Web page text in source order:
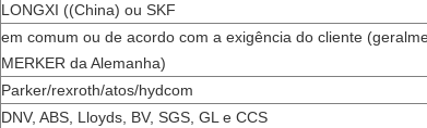
LONGXI ((China) ou SKF
em comum ou de acordo com a exigência do cliente
MERKER da Alemanha)
Parker/rexroth/atos/hydcom
DNV, ABS, Lloyds, BV, SGS, GL e CCS